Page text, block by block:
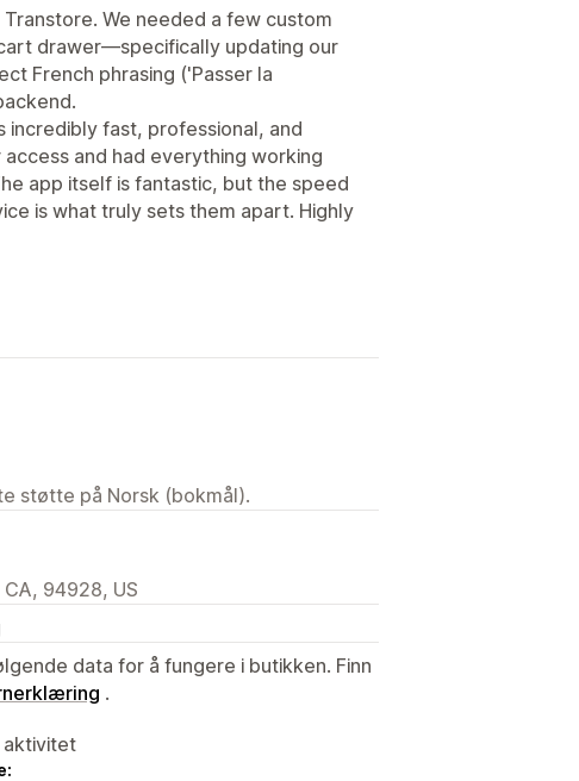
We needed a few custom
drawer—specifically updating our
French phrasing ('Passer la
fast, professional, and
and had everything working
app itself is fantastic, but the speed
is what truly sets them apart. Highly
støtte på Norsk (bokmål).
94928, US
data for å fungere i butikken. Finn
.
aktivitet